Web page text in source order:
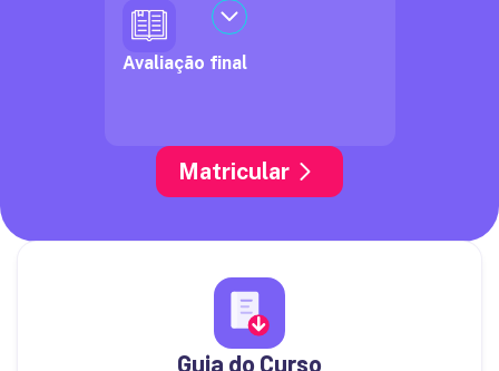
Avaliação final
Matricular
Guia do Curso